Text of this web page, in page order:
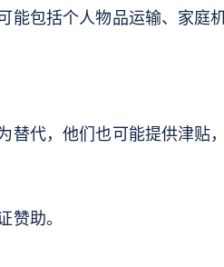
包括个人物品运输、家庭
代，他们也可能提供津贴
助。